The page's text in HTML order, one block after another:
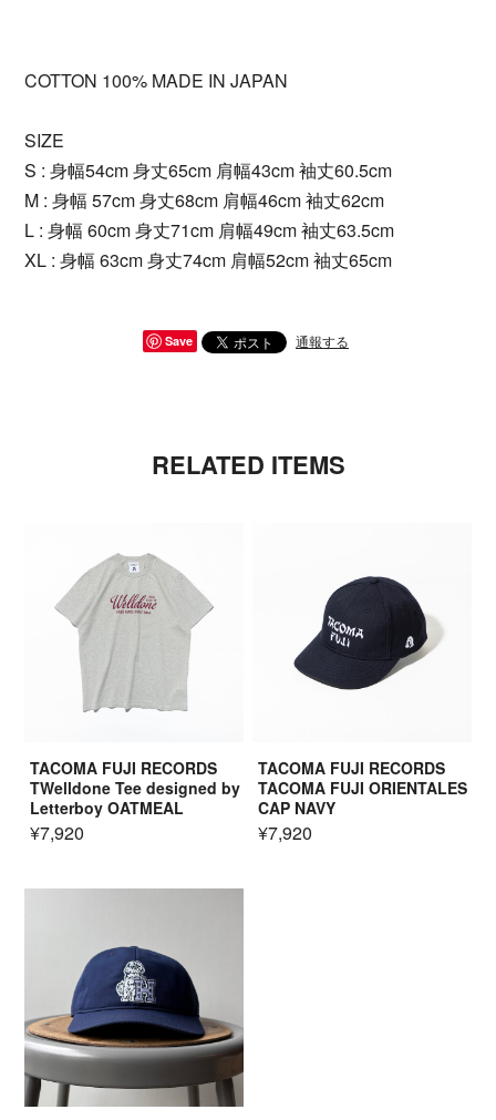
COTTON 100% MADE IN JAPAN
SIZE
S : 身幅54cm 身丈65cm 肩幅43cm 袖丈60.5cm
M : 身幅 57cm 身丈68cm 肩幅46cm 袖丈62cm
L : 身幅 60cm 身丈71cm 肩幅49cm 袖丈63.5cm
XL : 身幅 63cm 身丈74cm 肩幅52cm 袖丈65cm
Save 通報する
RELATED ITEMS
TACOMA FUJI RECORDS
TWelldone Tee designed by
Letterboy OATMEAL
¥7,920
TACOMA FUJI RECORDS
TACOMA FUJI ORIENTALES
CAP NAVY
¥7,920